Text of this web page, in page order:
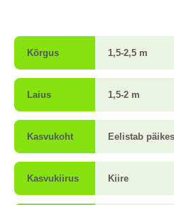
Kõrgus 1,5-2,5 m
Laius 1,5-2 m
Kasvukoht Eelistab
Kasvukiirus Kiire